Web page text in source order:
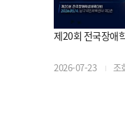
제20회 전국장애
2026-07-23 조